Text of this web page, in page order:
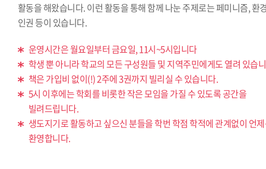
활동을 해왔습니다. 이런 활동을 통해 함께 나눈 주제로는 페미니즘, 환
인권 등이 있습니다.
운영시간은 월요일부터 금요일, 11시~5시입니다
학생 뿐 아니라 학교의 모든 구성원들 및 지역주민에게도 열려 있습
책은 가입비 없이(!) 2주에 3권까지 빌리실 수 있습니다.
5시 이후에는 학회를 비롯한 작은 모임을 가질 수 있도록 공간을
빌려드립니다.
생도지기로 활동하고 싶으신 분들을 학번 학점 학적에 관계없이 언
환영합니다.